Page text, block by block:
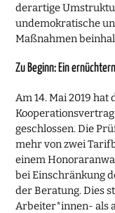
derartige
undemokratische
Maßnahmen
Zu Beginn: Ein
Am 14. Mai 2019 hat
geschlossen. Die
mehr von zwei
einem
bei Einschränkung
der Beratung. Dies
Arbeiter*innen- als